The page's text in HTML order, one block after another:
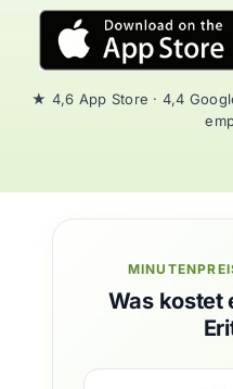
★ 4,6 App Store · 4,4
Was kostet